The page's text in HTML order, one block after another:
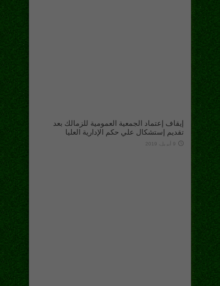
إيقاف إعتماد الجمعية العمومية للزمالك بعد
تقديم إستشكال علي حكم الإدارية العليا
9 أبريل، 2019